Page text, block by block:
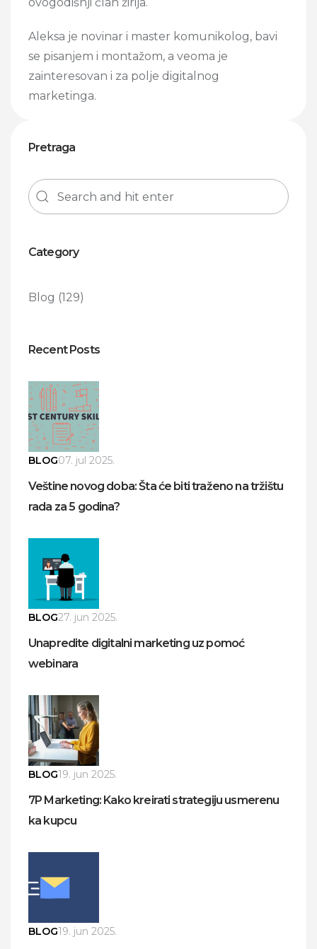
ovogodišnji član žirija.
Aleksa je novinar i master komunikolog, bavi
se pisanjem i montažom, a veoma je
zainteresovan i za polje digitalnog
marketinga.
Pretraga
Category
Blog (129)
Recent Posts
BLOG07. jul 2025.
Veštine novog doba: Šta će biti traženo na tržištu
rada za 5 godina?
BLOG27. jun 2025.
Unapredite digitalni marketing uz pomoć
webinara
BLOG19. jun 2025.
7P Marketing: Kako kreirati strategiju usmerenu
ka kupcu
BLOG19. jun 2025.